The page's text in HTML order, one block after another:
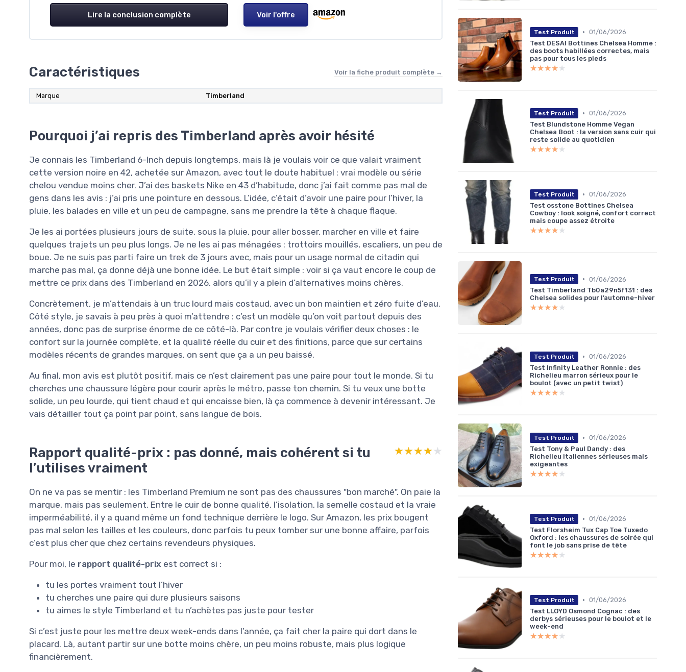
Lire la conclusion complète Voir l'offre
Caractéristiques Voir la fiche produit complète →
Marque Timberland
Pourquoi j’ai repris des Timberland après avoir hésité
Je connais les Timberland 6-Inch depuis longtemps, mais là je voulais voir ce que valait vraiment
cette version noire en 42, achetée sur Amazon, avec tout le doute habituel : vrai modèle ou série
chelou vendue moins cher. J’ai des baskets Nike en 43 d’habitude, donc j’ai fait comme pas mal de
gens dans les avis : j’ai pris une pointure en dessous. L’idée, c’était d’avoir une paire pour l’hiver, la
pluie, les balades en ville et un peu de campagne, sans me prendre la tête à chaque flaque.
Je les ai portées plusieurs jours de suite, sous la pluie, pour aller bosser, marcher en ville et faire
quelques trajets un peu plus longs. Je ne les ai pas ménagées : trottoirs mouillés, escaliers, un peu de
boue. Je ne suis pas parti faire un trek de 3 jours avec, mais pour un usage normal de citadin qui
marche pas mal, ça donne déjà une bonne idée. Le but était simple : voir si ça vaut encore le coup de
mettre ce prix dans des Timberland en 2026, alors qu’il y a plein d’alternatives moins chères.
Concrètement, je m’attendais à un truc lourd mais costaud, avec un bon maintien et zéro fuite d’eau.
Côté style, je savais à peu près à quoi m’attendre : c’est un modèle qu’on voit partout depuis des
années, donc pas de surprise énorme de ce côté-là. Par contre je voulais vérifier deux choses : le
confort sur la journée complète, et la qualité réelle du cuir et des finitions, parce que sur certains
modèles récents de grandes marques, on sent que ça a un peu baissé.
Au final, mon avis est plutôt positif, mais ce n’est clairement pas une paire pour tout le monde. Si tu
cherches une chaussure légère pour courir après le métro, passe ton chemin. Si tu veux une botte
solide, un peu lourde, qui tient chaud et qui encaisse bien, là ça commence à devenir intéressant. Je
vais détailler tout ça point par point, sans langue de bois.
Rapport qualité-prix : pas donné, mais cohérent si tu
l’utilises vraiment
★★★★★
★★★★★
On ne va pas se mentir : les Timberland Premium ne sont pas des chaussures "bon marché". On paie la
marque, mais pas seulement. Entre le cuir de bonne qualité, l’isolation, la semelle costaud et la vraie
imperméabilité, il y a quand même un fond technique derrière le logo. Sur Amazon, les prix bougent
pas mal selon les tailles et les couleurs, donc parfois tu peux tomber sur une bonne affaire, parfois
c’est plus cher que chez certains revendeurs physiques.
Pour moi, le rapport qualité-prix est correct si :
tu les portes vraiment tout l’hiver
tu cherches une paire qui dure plusieurs saisons
tu aimes le style Timberland et tu n’achètes pas juste pour tester
Si c’est juste pour les mettre deux week-ends dans l’année, ça fait cher la paire qui dort dans le
placard. Là, autant partir sur une botte moins chère, un peu moins robuste, mais plus logique
financièrement.
Test Produit • 01/06/2026
Test DESAI Bottines Chelsea Homme :
des boots habillées correctes, mais
pas pour tous les pieds
★★★★★
★★★★★
Test Produit • 01/06/2026
Test Blundstone Homme Vegan
Chelsea Boot : la version sans cuir qui
reste solide au quotidien
★★★★★
★★★★★
Test Produit • 01/06/2026
Test osstone Bottines Chelsea
Cowboy : look soigné, confort correct
mais coupe assez étroite
★★★★★
★★★★★
Test Produit • 01/06/2026
Test Timberland Tb0a29n5f131 : des
Chelsea solides pour l’automne-hiver
★★★★★
★★★★★
Test Produit • 01/06/2026
Test Infinity Leather Ronnie : des
Richelieu marron sérieux pour le
boulot (avec un petit twist)
★★★★★
★★★★★
Test Produit • 01/06/2026
Test Tony & Paul Dandy : des
Richelieu italiennes sérieuses mais
exigeantes
★★★★★
★★★★★
Test Produit • 01/06/2026
Test Florsheim Tux Cap Toe Tuxedo
Oxford : les chaussures de soirée qui
font le job sans prise de tête
★★★★★
★★★★★
Test Produit • 01/06/2026
Test LLOYD Osmond Cognac : des
derbys sérieuses pour le boulot et le
week-end
★★★★★
★★★★★